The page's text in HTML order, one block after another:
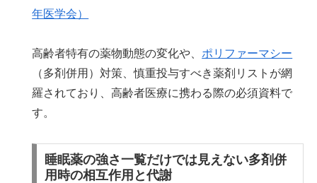
年医学会）
高齢者特有の薬物動態の変化や、 ポリファーマシー
（多剤併用）対策、慎重投与すべき薬剤リストが網
羅されており、高齢者医療に携わる際の必須資料で
す。
睡眠薬の強さ一覧だけでは見えない多剤併
用時の相互作用と代謝